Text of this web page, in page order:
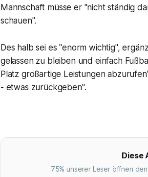
Mannschaft müsse er "nicht ständig
schauen".
Des halb sei es "enorm wichtig",
gelassen zu bleiben und einfach
Platz großartige Leistungen
- etwas zurückgeben".
Diese
75% unserer Leser öffnen